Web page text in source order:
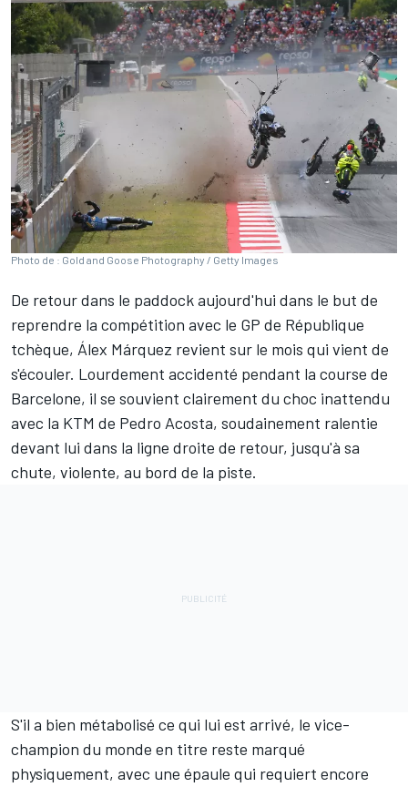
Photo de : Gold and Goose Photography / Getty Images
De retour dans le paddock aujourd'hui dans le but de
reprendre la compétition avec le GP de République
tchèque, Álex Márquez revient sur le mois qui vient de
s'écouler. Lourdement accidenté pendant la course de
Barcelone, il se souvient clairement du choc inattendu
avec la KTM de Pedro Acosta, soudainement ralentie
devant lui dans la ligne droite de retour, jusqu'à sa
chute, violente, au bord de la piste.
S'il a bien métabolisé ce qui lui est arrivé, le vice-
champion du monde en titre reste marqué
physiquement, avec une épaule qui requiert encore